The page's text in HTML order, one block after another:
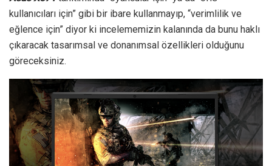
kullanıcıları için” gibi bir ibare kullanmayıp, “verimlilik ve
eğlence için” diyor ki incelememizin kalanında da bunu haklı
çıkaracak tasarımsal ve donanımsal özellikleri olduğunu
göreceksiniz.